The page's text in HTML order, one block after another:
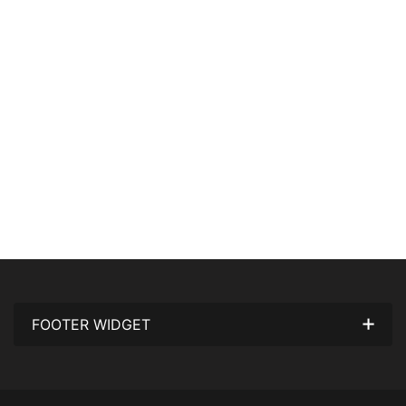
FOOTER WIDGET